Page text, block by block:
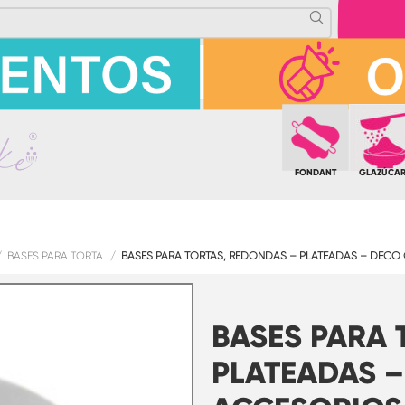
FONDANT GLAZÚCAR
BASES PARA TORTA BASES PARA TORTAS, REDONDAS – PLATEADAS –
BASES PARA
PLATEADAS